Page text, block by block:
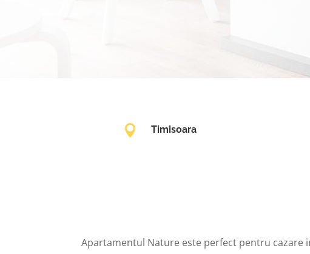
 Timisoara
Apartamentul Nature este perfect pentru cazare